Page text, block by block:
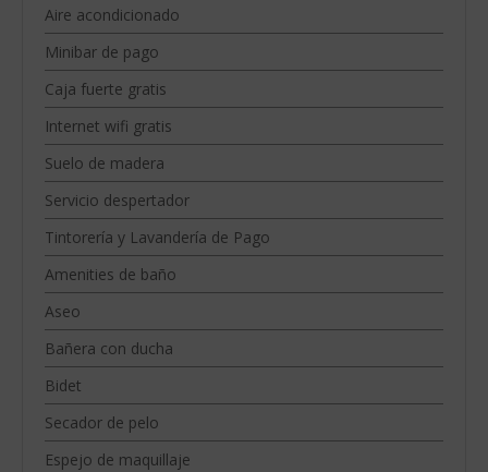
Aire acondicionado
Minibar de pago
Caja fuerte gratis
Internet wifi gratis
Suelo de madera
Servicio despertador
Tintorería y Lavandería de Pago
Amenities de baño
Aseo
Bañera con ducha
Bidet
Secador de pelo
Espejo de maquillaje